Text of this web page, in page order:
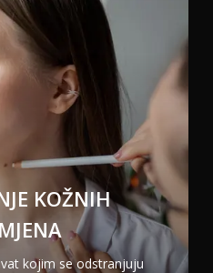
KOŽNIH
kojim se odstranjuju